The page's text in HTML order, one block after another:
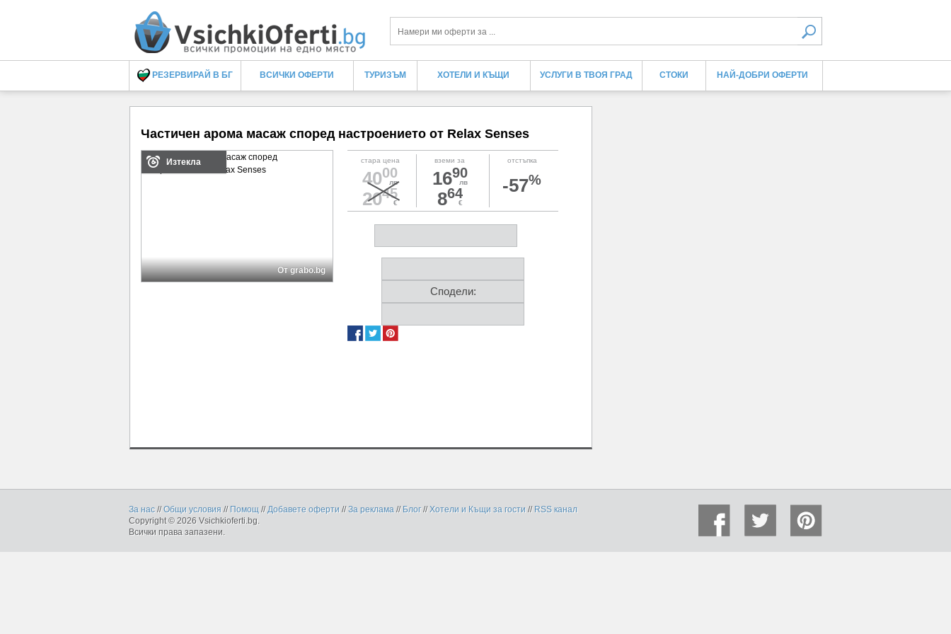
Търси
РЕЗЕРВИРАЙ В БГ ВСИЧКИ ОФЕРТИ ТУРИЗЪМ ХОТЕЛИ И КЪЩИ УСЛУГИ В ТВОЯ ГРАД СТОКИ НАЙ-ДОБРИ ОФЕРТИ
Частичен арома масаж според настроението от Relax Senses
Изтекла
От grabo.bg
стара цена
4000
лв
2045
€
вземи за
1690
лв
864
€
отстъпка
-57%
Сподели:
За нас //Общи условия // Помощ //Добавете оферти //За реклама // Блог //Хотели и Къщи за гости // RSS канал
Copyright © 2026 Vsichkioferti.bg.
Всички права запазени.